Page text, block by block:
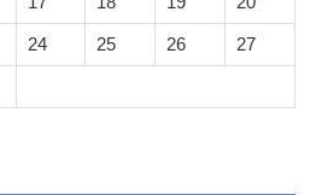
24 25 26 27